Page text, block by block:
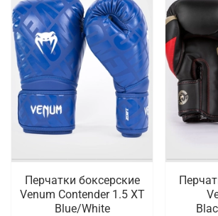
Перчатки боксерские
Venum Contender 1.5 XT
Blue/White